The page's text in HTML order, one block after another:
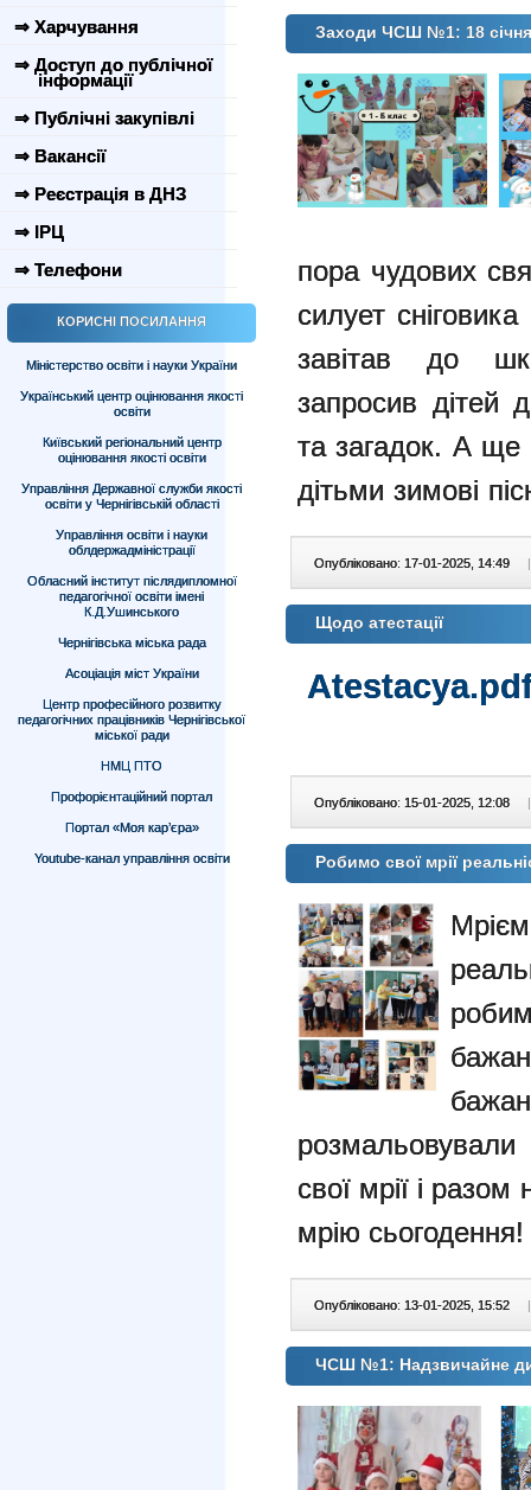
⇒ Харчування
⇒ Доступ до публічної
інформації
⇒ Публічні закупівлі
⇒ Вакансії
⇒ Реєстрація в ДНЗ
⇒ ІРЦ
⇒ Телефони
КОРИСНІ ПОСИЛАННЯ
Міністерство освіти і науки України
Український центр оцінювання якості
освіти
Київський регіональний центр
оцінювання якості освіти
Управління Державної служби якості
освіти у Чернігівській області
Управління освіти і науки
облдержадміністрації
Обласний інститут післядипломної
педагогічної освіти імені
К.Д.Ушинського
Чернігівська міська рада
Асоціація міст України
Центр професійного розвитку
педагогічних працівників Чернігівської
міської ради
НМЦ ПТО
Профорієнтаційний портал
Портал «Моя кар’єра»
Youtube-канал управління освіти
Заходи ЧСШ №1: 18 січня
пора чудових
силует
завітав до
запросив дітей
та загадок. А ще
дітьми зимові
Опубліковано: 17-01-2025, 14:49 |
Щодо атестації
Опубліковано: 15-01-2025, 12:08 |
Робимо свої мрії
розмальовували
свої мрії і
мрію сьогодення!
Опубліковано: 13-01-2025, 15:52 |
ЧСШ №1: Надзвичайне